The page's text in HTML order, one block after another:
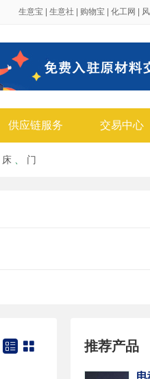
生意宝 生意社 购物宝 化工网
供应链服务 交易中心
床 门
  推荐产品
电